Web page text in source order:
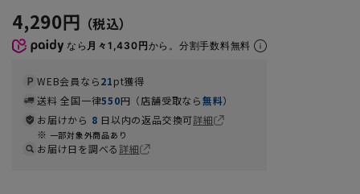
4,290円
なら 月々1,430円から。分割手数料無料
WEB会員なら21pt獲得
送料 全国一律550円（店舗受取なら無料）
お届けから 8 日以内の返品交換可詳細
一部対象外商品あり
お届け日を調べる詳細